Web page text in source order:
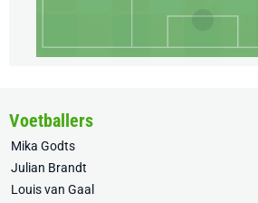
Voetballers
Mika Godts
Julian Brandt
Louis van Gaal